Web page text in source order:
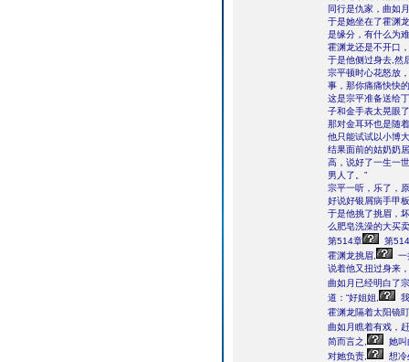
同行是仇家，曲如
于是她坐在了霍渊
是缘分，有什么为
霍渊龙还是不开口
于是他侧过身去,然
宗平顿时心花怒放
事，那你痛痛快快
这是宗平准备送给
子和金手表太晃眼
那对金耳环也是随
他只能试试以小博
结果面前的姑奶奶
高，说好了一生一
男人了。”
宗平一听，乐了，
好说好银屑病手甲
于是他挑了挑眉，
么肥皂洗澡的大买
第514章
第
霍渊龙挑眉,
一
说着他又扭过身来
曲如月已经明白了
道：“好姐姐,
霍渊龙隔着太阳镜
曲如月瞧着有戏，
简而言之,
她叫
对她负责,
想冷